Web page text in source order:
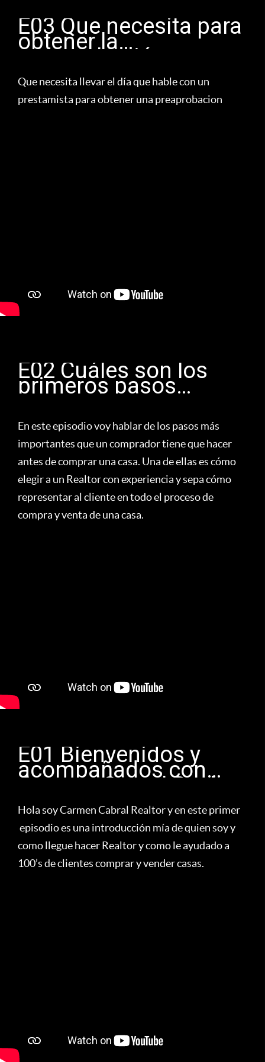
E03 Que necesita para
obtener la
preaprobación
Que necesita llevar el día que hable con un
prestamista para obtener una preaprobacion
E02 Cuáles son los
primeros pasos
necesarios para
comprar una casa?
En este episodio voy hablar de los pasos más
importantes que un comprador tiene que hacer
antes de comprar una casa. Una de ellas es cómo
elegir a un Realtor con experiencia y sepa cómo
representar al cliente en todo el proceso de
compra y venta de una casa.
E01 Bienvenidos y
acompañados con
Carmen Cabral Realtor
Hola soy Carmen Cabral Realtor y en este primer
episodio es una introducción mía de quien soy y
como llegue hacer Realtor y como le ayudado a
100’s de clientes comprar y vender casas.